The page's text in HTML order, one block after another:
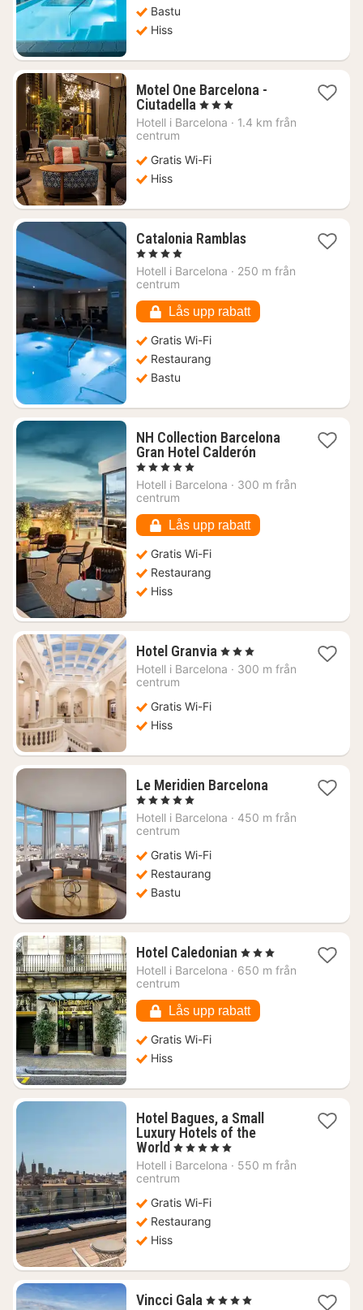
Bastu
Hiss
Motel One Barcelona -
Ciutadella 1
natt
kr.
, 3 Stjärnor
Hotell i Barcelona · 1.4 km från
centrum
Gratis Wi-Fi
Hiss
Catalonia Ramblas1
från
, 4 Stjärnor
Hotell i Barcelona · 250 m från
centrum
Lås upp rabatt
Gratis Wi-Fi
Restaurang
Bastu
NH Collection Barcelona
Gran Hotel Calderón1
från
, 5 Stjärnor
Hotell i Barcelona · 300 m från
centrum
Lås upp rabatt
Gratis Wi-Fi
Restaurang
Hiss
Hotel Granvia 1
natt
, 3 Stjärnor
Hotell i Barcelona · 300 m från
centrum
Gratis Wi-Fi
Hiss
Le Meridien Barcelona1
från
, 5 Stjärnor
Hotell i Barcelona · 450 m från
centrum
Gratis Wi-Fi
Restaurang
Bastu
Hotel Caledonian 1
natt
kr.
, 3 Stjärnor
Hotell i Barcelona · 650 m från
centrum
Lås upp rabatt
Gratis Wi-Fi
Hiss
Hotel Bagues, a Small
Luxury Hotels of the
World 1
natt
från
kr.
, 5 Stjärnor
Hotell i Barcelona · 550 m från
centrum
Gratis Wi-Fi
Restaurang
Hiss
Vincci Gala 1
, 4 Stjärnor